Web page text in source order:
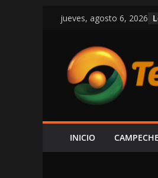
Saltar
contenido
jueves, agosto 6, 2026
INICIO CAMPECHE